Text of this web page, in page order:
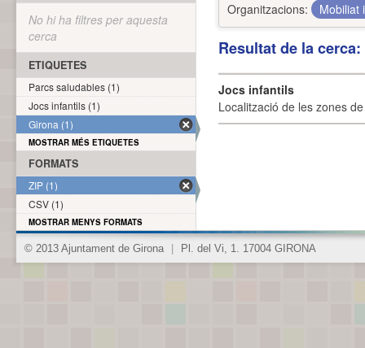
Organitzacions:
Mobiliat
Resultat de la
Jocs infantils
Localització de les zones
No hi ha filtres per aquesta
cerca
ETIQUETES
Parcs saludables (1)
Jocs infantils (1)
Girona (1)
MOSTRAR MÉS ETIQUETES
FORMATS
ZIP (1)
CSV (1)
MOSTRAR MENYS FORMATS
© 2013 Ajuntament de Girona Pl. del Vi, 1. 17004 GIRONA